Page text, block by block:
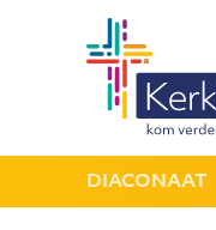
DIACONAAT